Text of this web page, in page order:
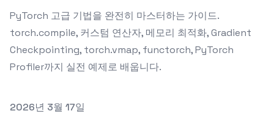
PyTorch 고급 기법을 완전히 마스터하는 가이드.
torch.compile, 커스텀 연산자, 메모리 최적화, Gradient
Checkpointing, torch.vmap, functorch, PyTorch
Profiler까지 실전 예제로 배웁니다.
Published on
2026년 3월 17일